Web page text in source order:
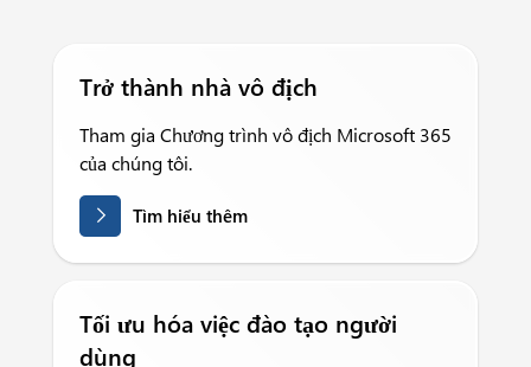
Trở thành nhà vô địch
Tham gia Chương trình vô địch Microsoft 365
của chúng tôi.
Tìm hiểu thêm
Tối ưu hóa việc đào tạo người
dùng